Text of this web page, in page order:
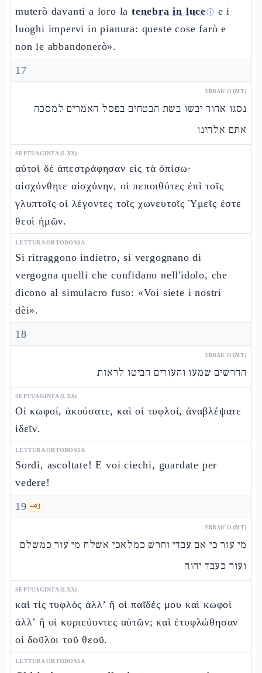
muterò davanti a loro latenebra in luceⓘ e i
luoghi impervi in pianura: queste cose farò e
non le abbandonerò».
17
EBRAICO (MT)
נסגו אחור יבשו בשת הבטחים בפסל האמרים למסכה
אתם אלהינו
SEPTUAGINTA (LXX)
αὐτοὶ δὲ ἀπεστράφησαν εἰς τὰ ὀπίσω·
αἰσχύνθητε αἰσχύνην, οἱ πεποιθότες ἐπὶ τοῖς
γλυπτοῖς οἱ λέγοντες τοῖς χωνευτοῖς Ὑμεῖς ἐστε
θεοὶ ἡμῶν.
LETTURA ORTODOSSA
Si ritraggono indietro, si vergognano di
vergogna quelli che confidano nell'idolo, che
dicono al simulacro fuso: «Voi siete i nostri
dèi».
18
EBRAICO (MT)
החרשים שמעו והעורים הביטו לראות
SEPTUAGINTA (LXX)
Οἱ κωφοί, ἀκούσατε, καὶ οἱ τυφλοί, ἀναβλέψατε
ἰδεῖν.
LETTURA ORTODOSSA
Sordi, ascoltate! E voi ciechi, guardate per
vedere!
19 🗝️3
EBRAICO (MT)
מי עור כי אם עבדי וחרש כמלאכי אשלח מי עור כמשלם
ועור כעבד יהוה
SEPTUAGINTA (LXX)
καὶ τίς τυφλὸς ἀλλ’ ἢ οἱ παῖδές μου καὶ κωφοὶ
ἀλλ’ ἢ οἱ κυριεύοντες αὐτῶν; καὶ ἐτυφλώθησαν
οἱ δοῦλοι τοῦ θεοῦ.
LETTURA ORTODOSSA